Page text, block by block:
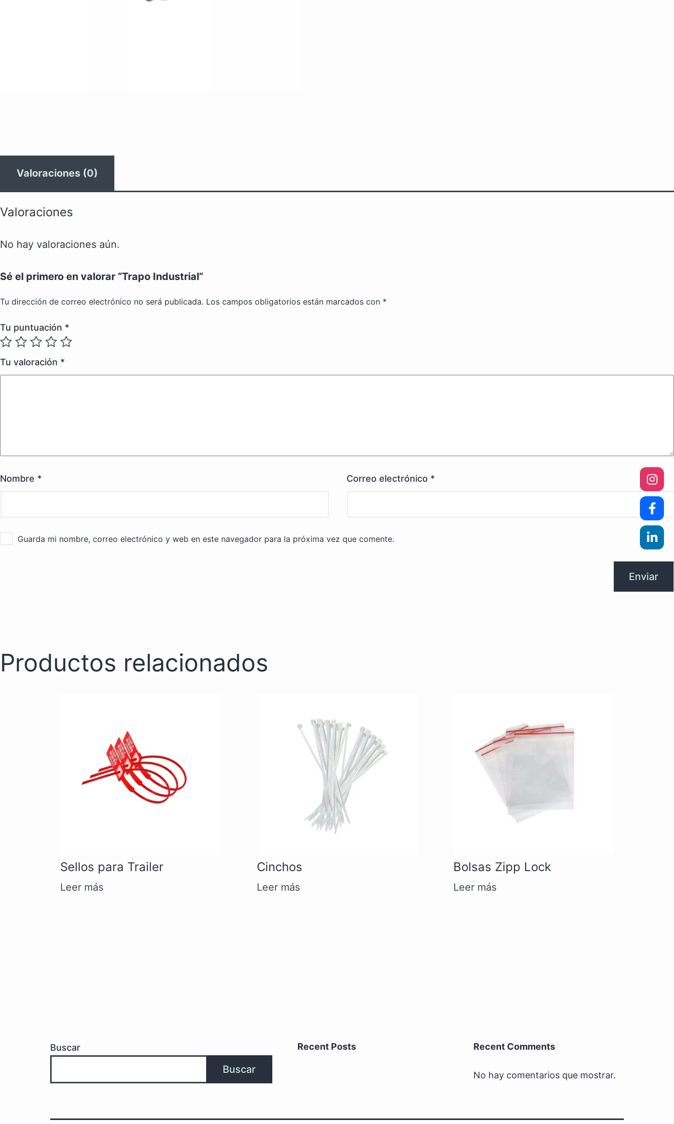
Valoraciones (0)
Valoraciones
No hay valoraciones aún.
Sé el primero en valorar “Trapo Industrial”
Tu dirección de correo electrónico no será publicada. Los campos obligatorios están marcados con *
Tu puntuación *
Tu valoración *
Nombre * Correo electrónico *
Guarda mi nombre, correo electrónico y web en este navegador para la próxima vez que comente.
Productos relacionados
Sellos para Trailer
Leer más
Cinchos
Leer más
Bolsas Zipp Lock
Leer más
Buscar
Buscar
Recent Posts Recent Comments
No hay comentarios que mostrar.